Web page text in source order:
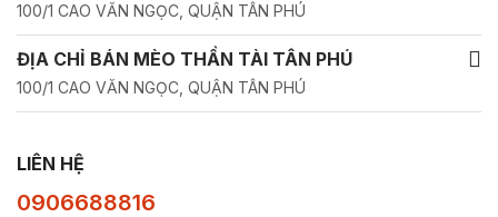
100/1 CAO VĂN NGỌC, QUẬN TÂN PHÚ
ĐỊA CHỈ BÁN MÈO THẦN TÀI TÂN PHÚ
100/1 CAO VĂN NGỌC, QUẬN TÂN PHÚ
LIÊN HỆ
0906688816